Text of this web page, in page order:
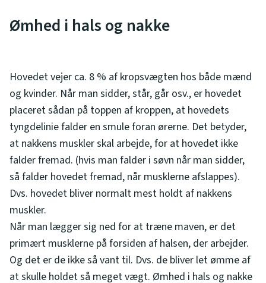
Ømhed i hals og nakke
Hovedet vejer ca. 8 % af kropsvægten hos både mænd
og kvinder. Når man sidder, står, går osv., er hovedet
placeret sådan på toppen af kroppen, at hovedets
tyngdelinie falder en smule foran ørerne. Det betyder,
at nakkens muskler skal arbejde, for at hovedet ikke
falder fremad. (hvis man falder i søvn når man sidder,
så falder hovedet fremad, når musklerne afslappes).
Dvs. hovedet bliver normalt mest holdt af nakkens
muskler.
Når man lægger sig ned for at træne maven, er det
primært musklerne på forsiden af halsen, der arbejder.
Og det er de ikke så vant til. Dvs. de bliver let ømme af
at skulle holdet så meget vægt. Ømhed i hals og nakke